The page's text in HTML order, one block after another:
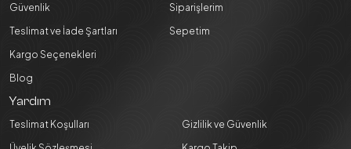
Güvenlik
Teslimat ve İade Şartları
Kargo Seçenekleri
Blog
Siparişlerim
Sepetim
Yardım
Teslimat Koşulları
Gizlilik ve Güvenlik